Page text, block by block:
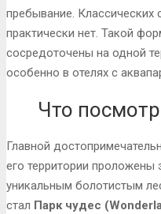
пребывание. Классических
практически нет. Такой
сосредоточены на одной
особенно в отелях с
Что
Главной
его территории
уникальным болотистым
стал Парк чудес